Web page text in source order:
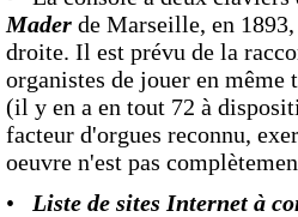
Mader de Marseille, en
droite. Il est prévu de la
organistes de jouer en
(il y en a en tout 72 à
facteur d'orgues reconnu,
oeuvre n'est pas
• Liste de sites Internet à